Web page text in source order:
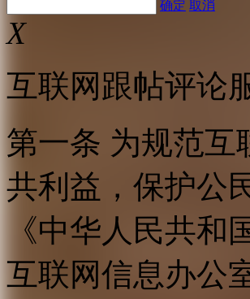
确定 取消
X
互联网跟帖评论
第一条 为规范互
共利益，保护公
《中华人民共
互联网信息办公